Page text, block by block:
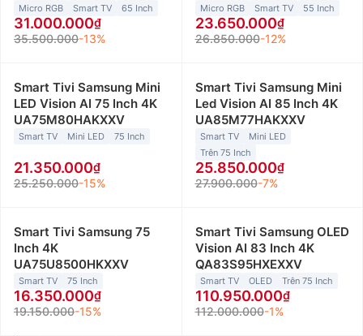
Micro RGB Smart TV 65 Inch
31.000.000
35.500.000-13%
Micro RGB Smart TV 55 Inch
23.650.000
26.850.000-12%
Smart Tivi Samsung Mini
LED Vision AI 75 Inch 4K
UA75M80HAKXXV
Smart TV Mini LED 75 Inch
21.350.000
25.250.000-15%
Smart Tivi Samsung Mini
Led Vision AI 85 Inch 4K
UA85M77HAKXXV
Smart TV
Mini LED
Trên 75 Inch
25.850.000
27.900.000-7%
Smart Tivi Samsung 75
Inch 4K
UA75U8500HKXXV
Smart TV 75 Inch
16.350.000
19.150.000-15%
Smart Tivi Samsung OLED
Vision AI 83 Inch 4K
QA83S95HXEXXV
Smart TV OLED Trên 75 Inch
110.950.000
112.000.000-1%